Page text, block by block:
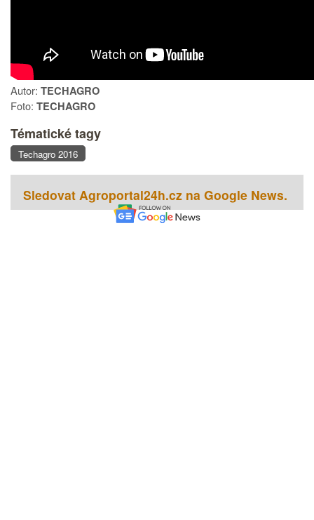
Autor: TECHAGRO
Foto: TECHAGRO
Tématické tagy
Techagro 2016
Sledovat Agroportal24h.cz na Google News.